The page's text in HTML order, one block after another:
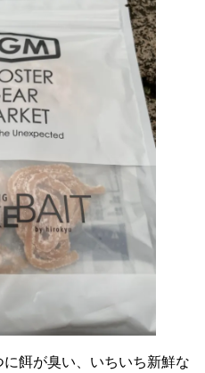
餌が臭い、いちいち新鮮な